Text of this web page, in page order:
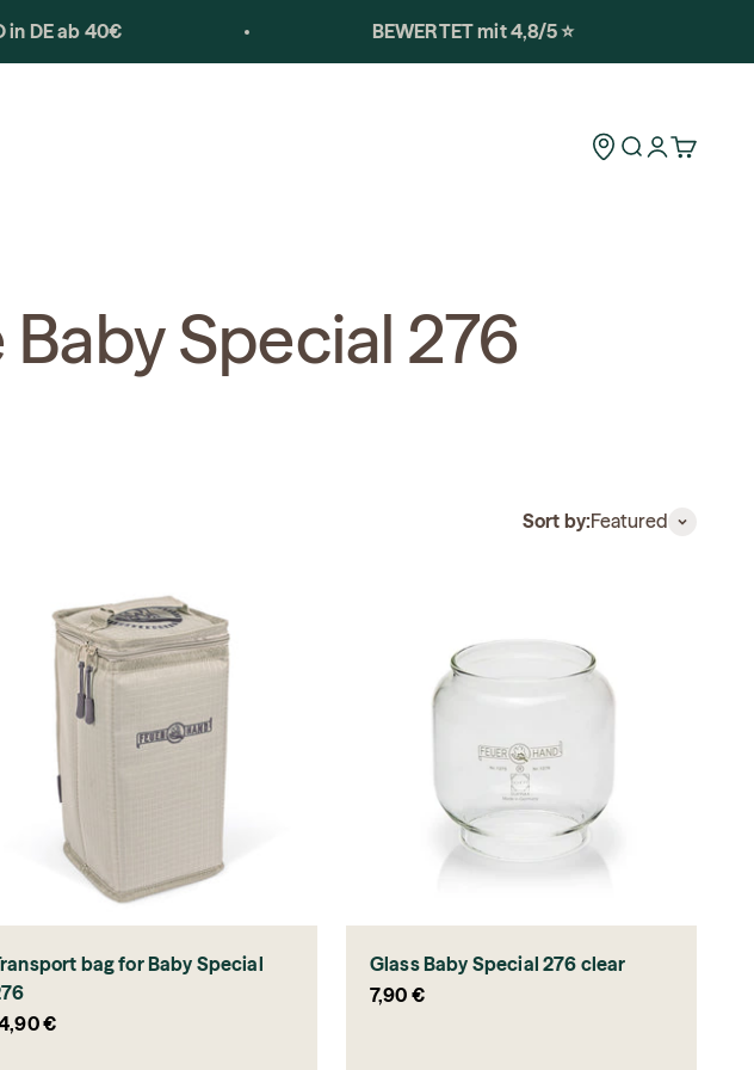
in DE ab 40€ BEWERTET mit 4,8/5 ⭐️
Storelocator
Open search
Open
Open
Special 276
Sort by:Featured
bag for Baby Special
price
€
Glass Baby Special 276 clear
Sale price
7,90 €